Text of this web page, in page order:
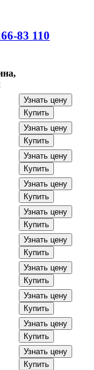
83 110
Узнать цену
Купить
Узнать цену
Купить
Узнать цену
Купить
Узнать цену
Купить
Узнать цену
Купить
Узнать цену
Купить
Узнать цену
Купить
Узнать цену
Купить
Узнать цену
Купить
Узнать цену
Купить